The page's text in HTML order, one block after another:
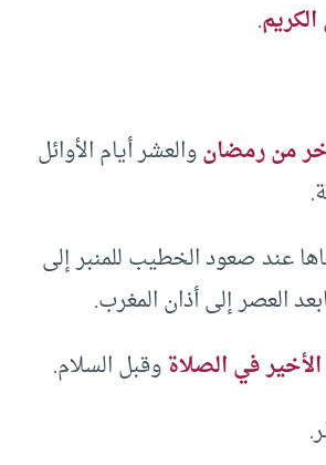
الكريم.
من رمضانوالعشر أيام الأوائل
عند صعود الخطيب للمنبر إلى
العصر إلى أذان المغرب.
في الصلاةوقبل السلام.